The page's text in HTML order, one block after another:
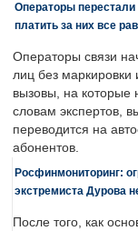
Операторы перестали
платить за них все
Операторы связи
лиц без
вызовы, на которые
словам экспертов,
переводится на
абонентов.
Росфинмониторинг:
экстремиста Дурова
После того, как